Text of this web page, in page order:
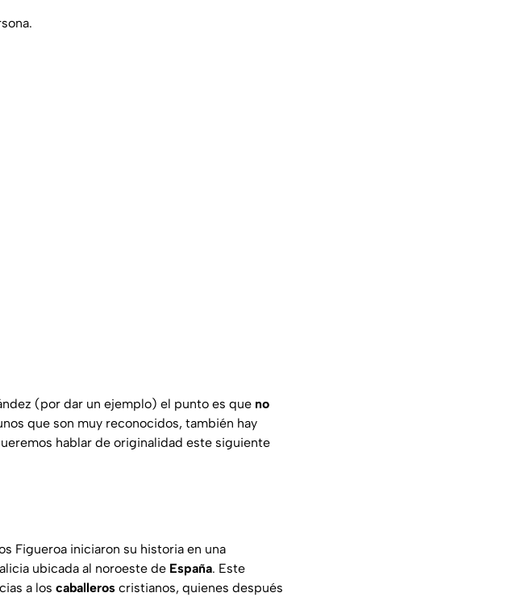
(por dar un ejemplo) el punto es que no
que son muy reconocidos, también hay
hablar de originalidad este siguiente
Figueroa iniciaron su historia en una
ubicada al noroeste de España. Este
a los caballeros cristianos, quienes después